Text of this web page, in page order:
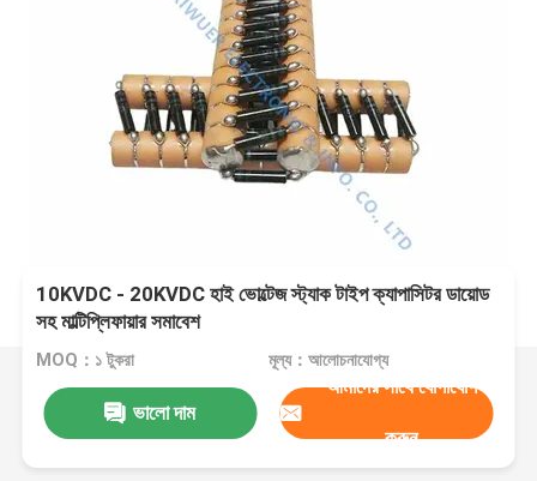
10KVDC - 20KVDC হাই ভোল্টেজ স্ট্যাক টাইপ ক্যাপাসিটর ডায়োড
সহ মাল্টিপ্লিফায়ার সমাবেশ
MOQ：১ টুকরা মূল্য：আলোচনাযোগ্য
ভালো দাম
আমাদের সাথে যোগাযোগ
করুন